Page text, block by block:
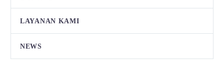
LAYANAN KAMI
NEWS